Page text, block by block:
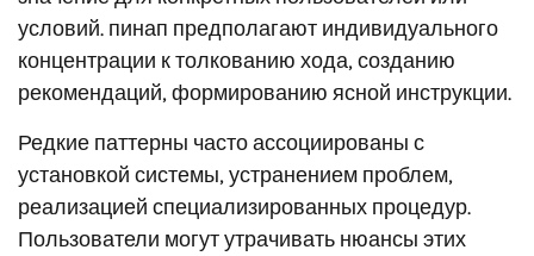
условий. пинап предполагают индивидуального
концентрации к толкованию хода, созданию
рекомендаций, формированию ясной инструкции.
Редкие паттерны часто ассоциированы с
установкой системы, устранением проблем,
реализацией специализированных процедур.
Пользователи могут утрачивать нюансы этих